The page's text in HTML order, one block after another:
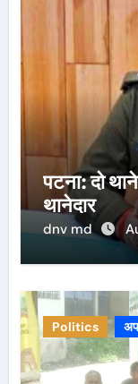
पटना: दो
थानेदार
dnv md
Politics